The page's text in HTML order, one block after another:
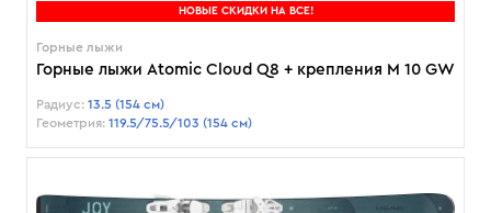
НОВЫЕ СКИДКИ НА ВСЕ!
Горные лыжи
Горные лыжи Atomic Cloud Q8 + крепления M 10 GW
Радиус: 13.5 (154 см)
Геометрия: 119.5/75.5/103 (154 см)